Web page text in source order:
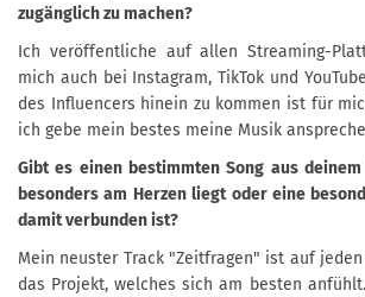
zugänglich zu machen?
Ich veröffentliche auf allen Streaming-
mich auch bei Instagram, TikTok und
des Influencers hinein zu kommen ist für
ich gebe mein bestes meine Musik
Gibt es einen bestimmten Song aus
besonders am Herzen liegt oder eine
damit verbunden ist?
Mein neuster Track "Zeitfragen" ist auf
das Projekt, welches sich am besten